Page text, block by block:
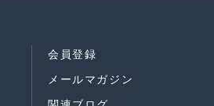
会員登録
メールマガジン